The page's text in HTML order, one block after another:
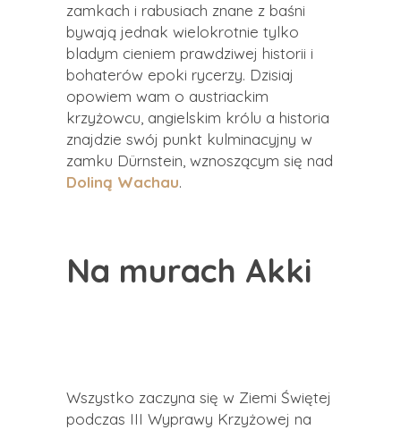
zamkach i rabusiach znane z baśni
bywają jednak wielokrotnie tylko
bladym cieniem prawdziwej historii i
bohaterów epoki rycerzy. Dzisiaj
opowiem wam o austriackim
krzyżowcu, angielskim królu a historia
znajdzie swój punkt kulminacyjny w
zamku Dürnstein, wznoszącym się nad
Doliną Wachau.
Na murach Akki
Wszystko zaczyna się w Ziemi Świętej
podczas III Wyprawy Krzyżowej na